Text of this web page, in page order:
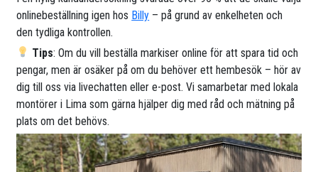
onlinebeställning igen hos Billy – på grund av enkelheten och
den tydliga kontrollen.
Tips: Om du vill beställa markiser online för att spara tid och
pengar, men är osäker på om du behöver ett hembesök – hör av
dig till oss via livechatten eller e-post. Vi samarbetar med lokala
montörer i Lima som gärna hjälper dig med råd och mätning på
plats om det behövs.